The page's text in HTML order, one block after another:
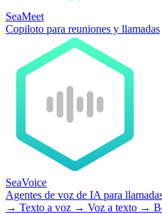
SeaMeet
Copiloto para reuniones y llamadas
SeaVoice
Agentes de voz de IA para
→ Texto a voz → Voz a texto →